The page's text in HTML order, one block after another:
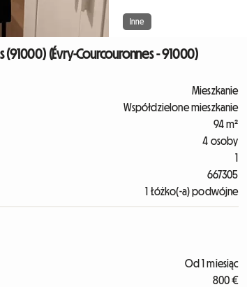
Inne
(Évry-Courcouronnes - 91000)
Mieszkanie
Współdzielone mieszkanie
94 m²
4 osoby
1
667305
1 Łóżko(-a) podwójne
Od 1 miesiąc
800 €